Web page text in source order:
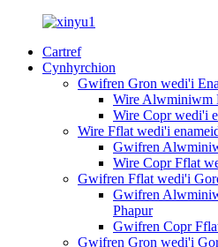
Cartref
Cynhyrchion
Gwifren Gron wedi'i
Wire Alwminiwm
Wire Copr wedi'i
Wire Fflat wedi'i
Gwifren
Wire Copr Fflat
Gwifren Fflat wedi'i
Gwifren
Phapur
Gwifren Copr
Gwifren Gron wedi'i